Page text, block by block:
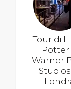
Tour di
Potter
Warner